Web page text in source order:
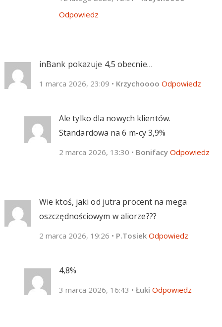
Odpowiedz
inBank pokazuje 4,5 obecnie…
1 marca 2026, 23:09 • Krzychoooo Odpowiedz
Ale tylko dla nowych klientów.
Standardowa na 6 m-cy 3,9%
2 marca 2026, 13:30 • Bonifacy Odpowiedz
Wie ktoś, jaki od jutra procent na mega
oszczędnościowym w aliorze???
2 marca 2026, 19:26 • P.Tosiek Odpowiedz
4,8%
3 marca 2026, 16:43 • Łuki Odpowiedz